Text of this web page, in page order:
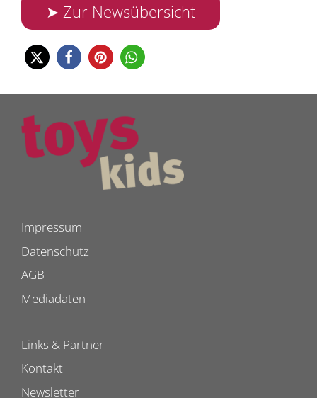
➤ Zur Newsübersicht
Impressum
Datenschutz
AGB
Mediadaten
Links & Partner
Kontakt
Newsletter